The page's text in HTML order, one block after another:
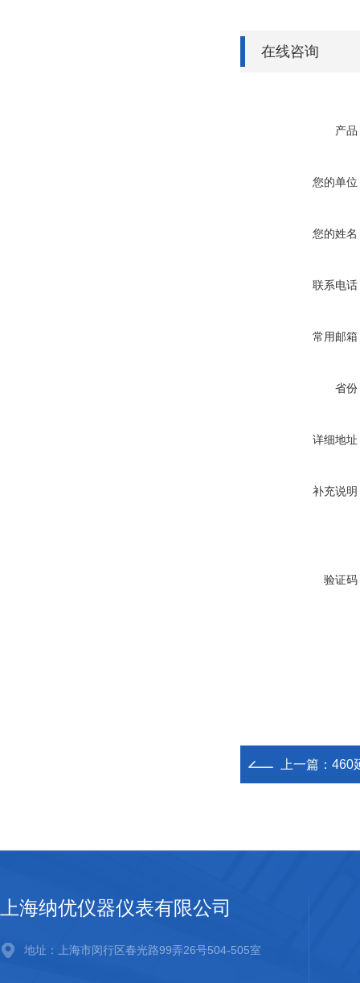
在线咨询
产品
您的单位
您的姓名
联系电话
常用邮箱
省份
详细地址
补充说明
验证码
上一篇： 460
上海纳优仪器仪表有限公司
地址：上海市闵行区春光路99弄26号504-505室